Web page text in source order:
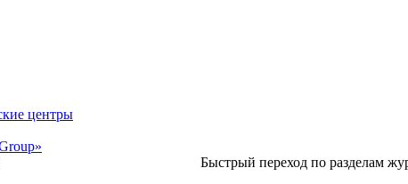
центры
Быстрый переход по разделам